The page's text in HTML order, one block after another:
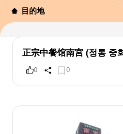
目的地
正宗中餐馆南宮 (정통 중
0 0